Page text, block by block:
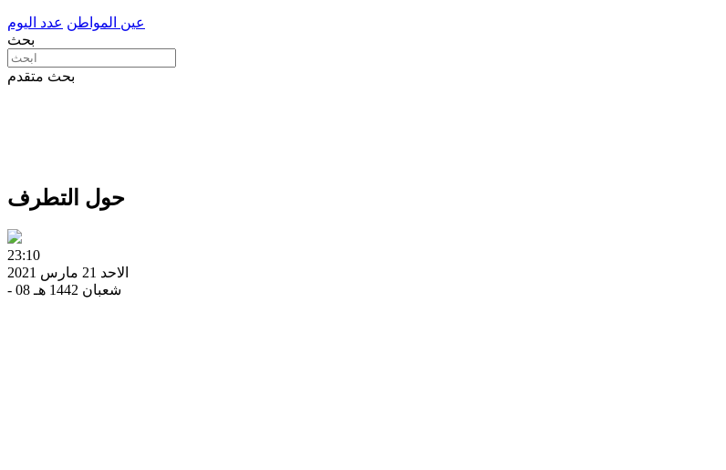
عين المواطن عدد اليوم
بحث
بحث متقدم
حول التطرف
23:10
الاحد 21 مارس 2021
- 08 شعبان 1442 هـ